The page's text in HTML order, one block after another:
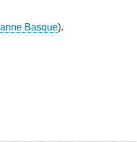
Basque).